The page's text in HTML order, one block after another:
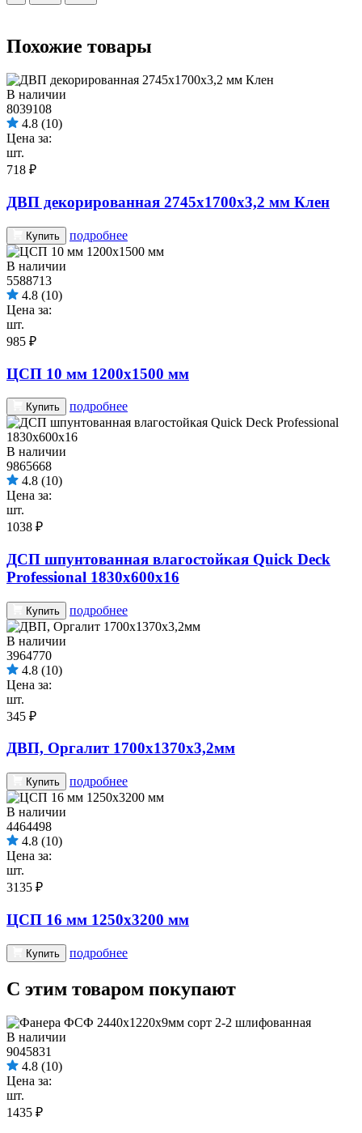
Похожие товары
В наличии
8039108
4.8 (10)
Цена за:
шт.
718 ₽
ДВП декорированная 2745х1700х3,2 мм Клен
Купить подробнее
В наличии
5588713
4.8 (10)
Цена за:
шт.
985 ₽
ЦСП 10 мм 1200х1500 мм
Купить подробнее
В наличии
9865668
4.8 (10)
Цена за:
шт.
1038 ₽
ДСП шпунтованная влагостойкая Quick Deck
Professional 1830х600х16
Купить подробнее
В наличии
3964770
4.8 (10)
Цена за:
шт.
345 ₽
ДВП, Оргалит 1700х1370х3,2мм
Купить подробнее
В наличии
4464498
4.8 (10)
Цена за:
шт.
3135 ₽
ЦСП 16 мм 1250х3200 мм
Купить подробнее
С этим товаром покупают
В наличии
9045831
4.8 (10)
Цена за:
шт.
1435 ₽